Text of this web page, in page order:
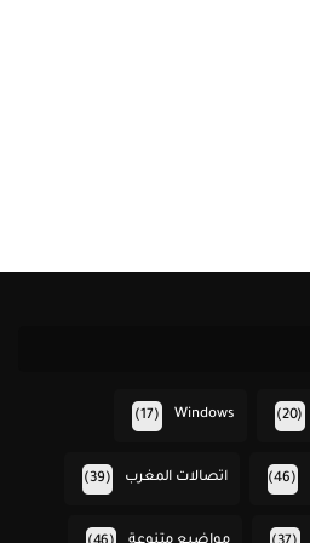
(20)
Windows
(17)
(46) اتصالات المغرب (39)